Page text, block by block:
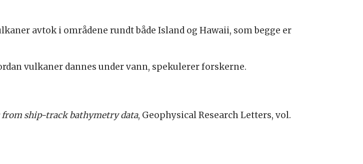
avtok i områdene rundt både Island og Hawaii, som begge er
vulkaner dannes under vann, spekulerer forskerne.
ship-track bathymetry data, Geophysical Research Letters, vol.